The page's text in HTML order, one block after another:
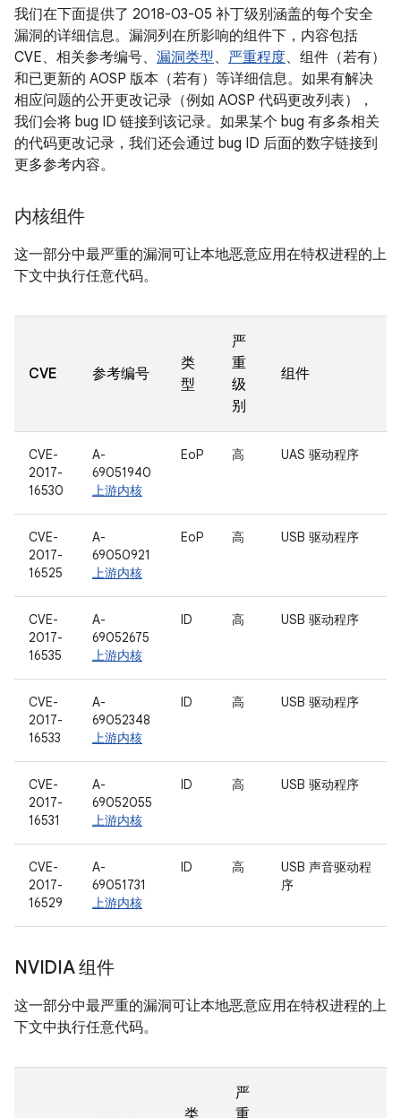
我们在下面提供了 2018-03-05 补丁级别涵盖的每个安全
漏洞的详细信息。漏洞列在所影响的组件下，内容包括
CVE、相关参考编号、 漏洞类型、 严重程度、组件（若有）
和已更新的 AOSP 版本（若有）等详细信息。如果有解决
相应问题的公开更改记录（例如 AOSP 代码更改列表），
我们会将 bug ID 链接到该记录。如果某个 bug 有多条相关
的代码更改记录，我们还会通过 bug ID 后面的数字链接到
更多参考内容。
内核组件
这一部分中最严重的漏洞可让本地恶意应用在特权进程的上
下文中执行任意代码。
CVE 参考编号
类
型
严
重
级
别
组件
CVE-
2017-
16530
A-
69051940
上游内核
EoP 高 UAS 驱动程序
CVE-
2017-
16525
A-
69050921
上游内核
EoP 高 USB 驱动程序
CVE-
2017-
16535
A-
69052675
上游内核
ID 高 USB 驱动程序
CVE-
2017-
16533
A-
69052348
上游内核
ID 高 USB 驱动程序
CVE-
2017-
16531
A-
69052055
上游内核
ID 高 USB 驱动程序
CVE-
2017-
16529
A-
69051731
上游内核
ID 高
USB 声音驱动程
序
NVIDIA 组件
这一部分中最严重的漏洞可让本地恶意应用在特权进程的上
下文中执行任意代码。
类
严
重